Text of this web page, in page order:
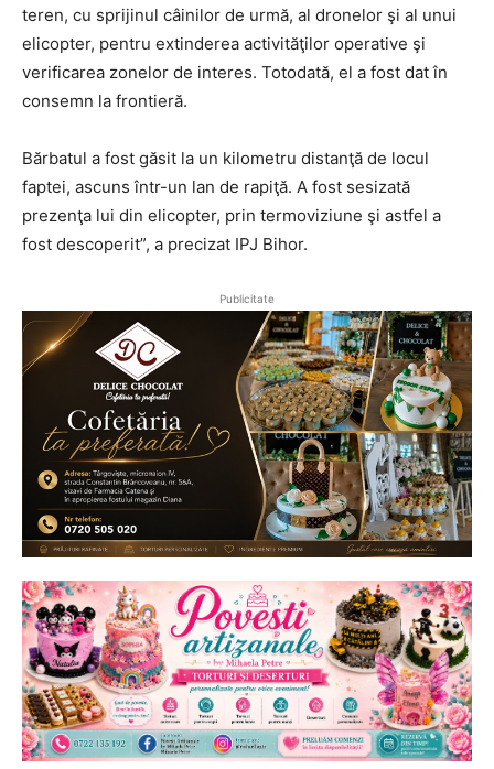
teren, cu sprijinul câinilor de urmă, al dronelor şi al unui
elicopter, pentru extinderea activităţilor operative şi
verificarea zonelor de interes. Totodată, el a fost dat în
consemn la frontieră.
Bărbatul a fost găsit la un kilometru distanţă de locul
faptei, ascuns într-un lan de rapiţă. A fost sesizată
prezenţa lui din elicopter, prin termoviziune şi astfel a
fost descoperit”, a precizat IPJ Bihor.
Publicitate